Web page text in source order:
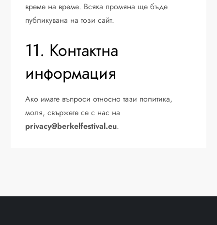
време на време. Всяка промяна ще бъде
публикувана на този сайт.
11. Контактна
информация
Ако имате въпроси относно тази политика,
моля, свържете се с нас на
privacy@berkelfestival.eu.